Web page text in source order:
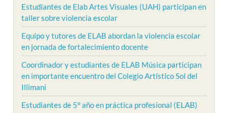
Estudiantes de Elab Artes Visuales (UAH) participan en
taller sobre violencia escolar
Equipo y tutores de ELAB abordan la violencia escolar
en jornada de fortalecimiento docente
Coordinador y estudiantes de ELAB Música participan
en importante encuentro del Colegio Artístico Sol del
Illimani
Estudiantes de 5° año en práctica profesional (ELAB)